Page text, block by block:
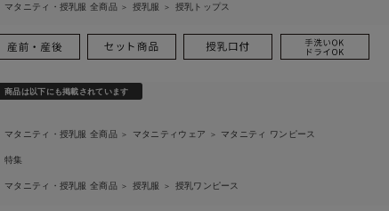
マタニティ・授乳服 全商品 ＞ 授乳服 ＞ 授乳トップス
商品は以下にも掲載されています
マタニティ・授乳服 全商品 ＞ マタニティウェア ＞ マタニティ ワンピース
特集
マタニティ・授乳服 全商品 ＞ 授乳服 ＞ 授乳ワンピース